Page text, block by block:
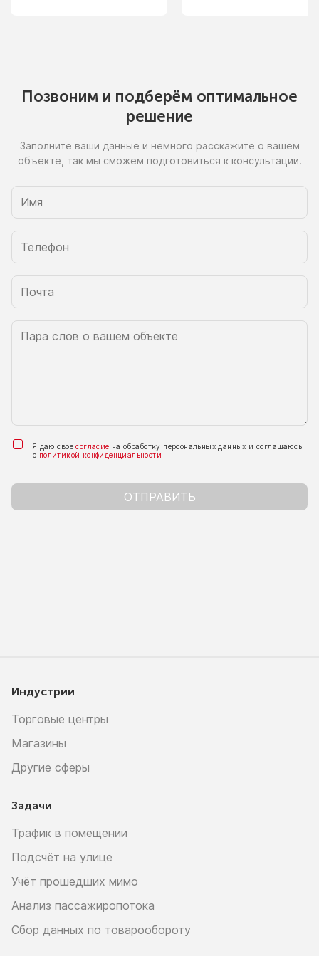
Позвоним и подберём оптимальное
решение
Заполните ваши данные и немного расскажите о вашем
объекте, так мы сможем подготовиться к консультации.
Я даю своесогласие на обработку персональных данных и соглашаюсь
с политикой конфиденциальности
ОТПРАВИТЬ
Индустрии
Торговые центры
Магазины
Другие сферы
Задачи
Трафик в помещении
Подсчёт на улице
Учёт прошедших мимо
Анализ пассажиропотока
Сбор данных по товарообороту